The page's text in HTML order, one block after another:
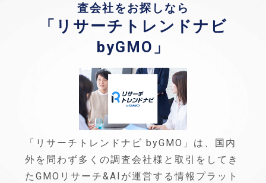
査会社をお探しなら
「リサーチトレンドナビ
byGMO」
「リサーチトレンドナビ byGMO」は、国内
外を問わず多くの調査会社様と取引をしてき
たGMOリサーチ&AIが運営する情報プラット